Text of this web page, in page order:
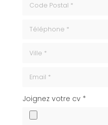
cv
Joignez votre cv *